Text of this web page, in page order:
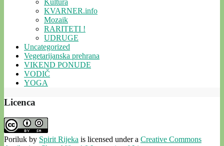
Kultura
KVARNER.info
Mozaik
RARITETI !
UDRUGE
Uncategorized
Vegetarijanska prehrana
VIKEND PONUDE
VODIČ
YOGA
Licenca
Poriluk by Spirit Rijeka is licensed under a Creative Commons